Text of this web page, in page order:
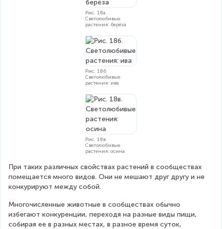
Рис. 18а.
Светолюбивые
растения: берёза
Рис. 18б.
Светолюбивые
растения: ива
Рис. 18в.
Светолюбивые
растения: осина
При таких различных свойствах растений в сообществах
помещается много видов. Они не мешают друг другу и не
конкурируют между собой.
Многочисленные животные в сообществах обычно
избегают конкуренции, переходя на разные виды пищи,
собирая ее в разных местах, в разное время суток,